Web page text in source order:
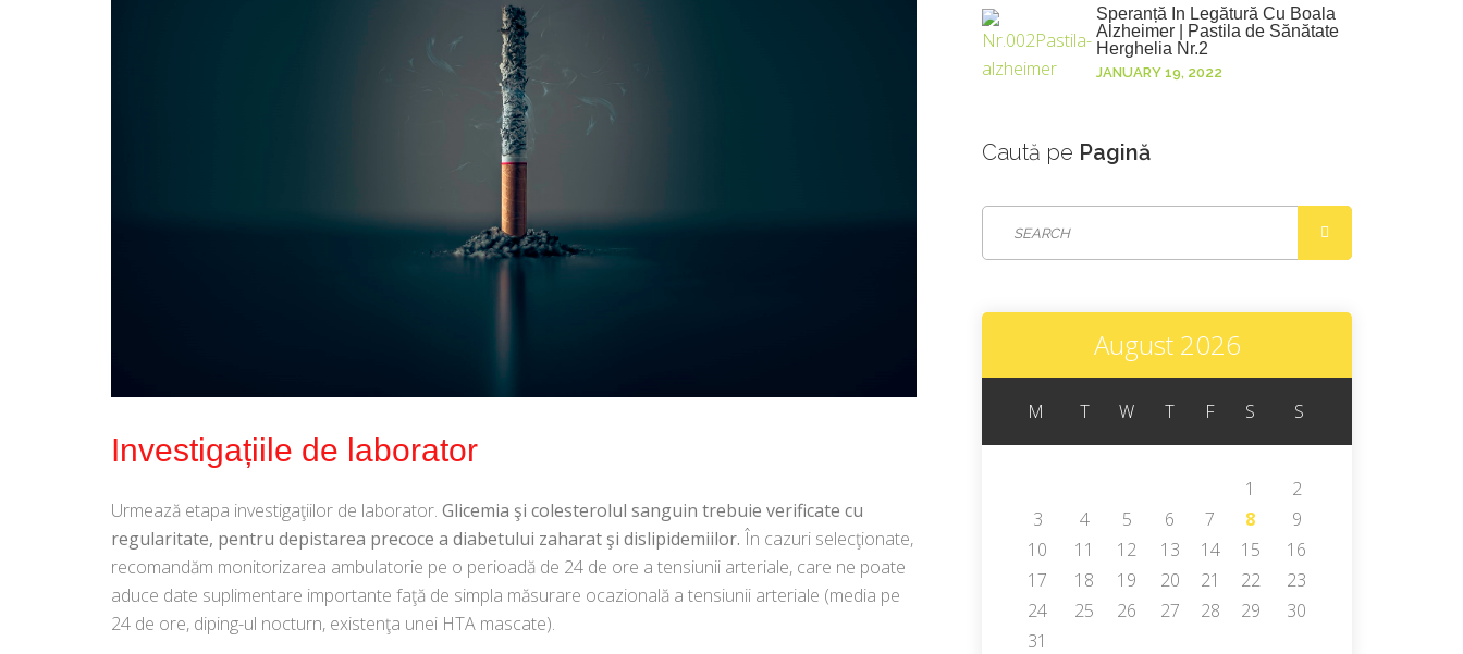
Investigațiile de laborator
Urmează etapa investigaţiilor de laborator. Glicemia şi colesterolul sanguin trebuie verificate cu
regularitate, pentru depistarea precoce a diabetului zaharat şi dislipidemiilor. În cazuri selecţionate,
recomandăm monitorizarea ambulatorie pe o perioadă de 24 de ore a tensiunii arteriale, care ne poate
aduce date suplimentare importante faţă de simpla măsurare ocazională a tensiunii arteriale (media pe
24 de ore, diping-ul nocturn, existenţa unei HTA mascate).
Speranță În Legătură Cu Boala
Alzheimer | Pastila de Sănătate
Herghelia Nr.2
JANUARY 19, 2022
Caută pe Pagină
August 2026
M T W T F S S
1
2
3
4 5 6 7 8
9
10
11 12 13 14 15
16
17
18 19 20 21 22
23
24
25 26 27 28 29
30
31